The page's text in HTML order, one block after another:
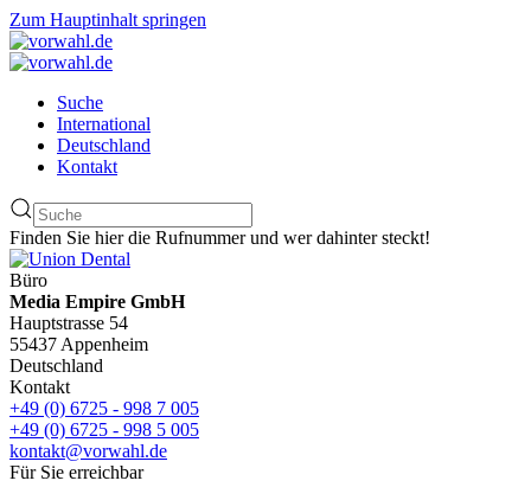
Zum Hauptinhalt springen
Suche
International
Deutschland
Kontakt
Finden Sie hier die Rufnummer und wer dahinter steckt!
Büro
Media Empire GmbH
Hauptstrasse 54
55437 Appenheim
Deutschland
Kontakt
+49 (0) 6725 - 998 7 005
+49 (0) 6725 - 998 5 005
kontakt@vorwahl.de
Für Sie erreichbar